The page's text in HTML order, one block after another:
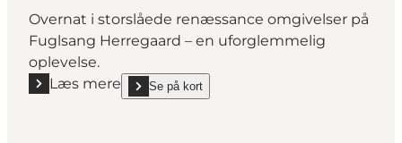
Overnat i storslåede renæssance omgivelser på
Fuglsang Herregaard – en uforglemmelig
oplevelse.
Læs mere
Læs mere "Fuglsang Herregaard Hotel"
Se på kort
show Fuglsang Herregaard Hotel on_map